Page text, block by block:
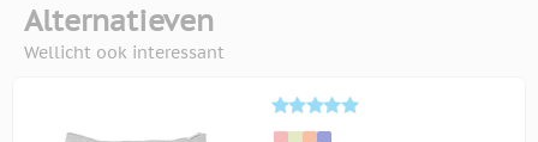
Alternatieven
Wellicht ook interessant